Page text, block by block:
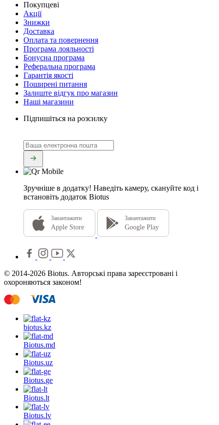
Покупцеві
Акції
Знижки
Доставка
Оплата та повернення
Програма лояльності
Бонусна програма
Реферальна програма
Гарантія якості
Поширені питання
Залиште відгук про магазин
Наші магазини
Підпишіться на розсилку
Зручніше в додатку! Наведіть камеру, скануйте код і
встановіть додаток Biotus
Завантажити
Apple Store
Завантажити
Google Play
© 2014-2026 Biotus. Авторські права зареєстровані і
охороняються законом!
biotus.kz
Biotus.md
Biotus.uz
Biotus.ge
Biotus.lt
Biotus.lv